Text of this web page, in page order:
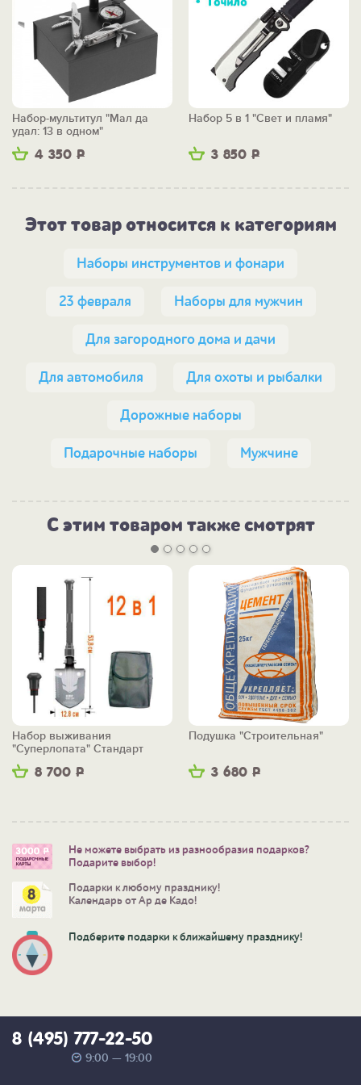
4 350 Р
Набор-мультитул "Мал да
удал: 13 в одном"
3 850 Р
Набор 5 в 1 "Свет и пламя"
Этот товар относится к категориям
Наборы инструментов и фонари
23 февраля Наборы для мужчин
Для загородного дома и дачи
Для автомобиля Для охоты и рыбалки
Дорожные наборы
Подарочные наборы Мужчине
С этим товаром также смотрят
8 700 Р
Набор выживания
"Суперлопата" Стандарт
3 680 Р
Подушка "Строительная"
Не можете выбрать из разнообразия подарков?
Подарите выбор!
Подарки к любому празднику!
Календарь от Ар де Кадо!
Подберите подарки к ближайшему празднику!
8 (495) 777-22-50
9:00 — 19:00